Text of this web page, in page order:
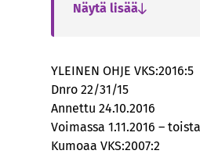
3 Esitutkintalain 3
Yleistä
Ei rikos
Ei
Ei näyttöä
Näytä lisää
YLEINEN OHJE VKS:2016:5
Dnro 22/31/15
Annettu 24.10.2016
Voimassa 1.11.2016 –
Kumoaa VKS:2007:2